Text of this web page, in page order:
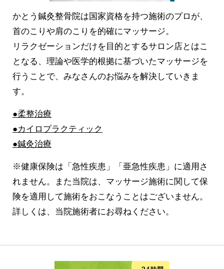
かとう鍼灸整骨院は国家資格を持つ施術のプロが、
首のこりや肩のこりを的確にマッサージ。
リラクゼーションだけを目的とするサロン店とはこ
となる、理論や医学的根拠に基づいたマッサージを
行うことで、みなさんのお悩みを解決していきま
す。
●柔整治療
●カイロプラクティック
●鍼灸治療
※健康保険は「急性疾患」「亜急性疾患」に適用さ
れません。また当院は、マッサージ施術に関して保
険を適用して施術をおこなうことはございません。
詳しくは、当院施術者にお尋ねください。